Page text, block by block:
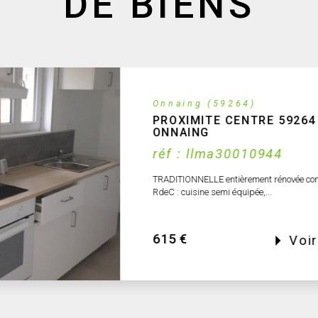
Quarouble (59243)
AU CENTRE DU VILLAGE
QUAROUBLE
réf : on gest 396
Duplex au 1er étage comprenant : niveau
avec coin cuisine, salle de...
550 €